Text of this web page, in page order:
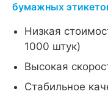
бумажных
Низкая
1000 штук)
Высокая
Стабильное